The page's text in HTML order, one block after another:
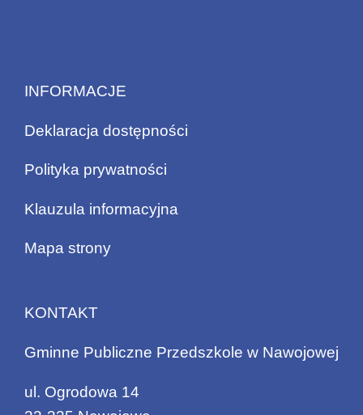
INFORMACJE
Deklaracja dostępności
Polityka prywatności
Klauzula informacyjna
Mapa strony
KONTAKT
Gminne Publiczne Przedszkole w Nawojowej
ul. Ogrodowa 14